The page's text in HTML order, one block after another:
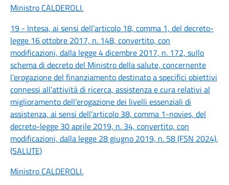
Ministro CALDEROLI.
19 - Intesa, ai sensi dell’articolo 18, comma 1, del decreto-
legge 16 ottobre 2017, n. 148, convertito, con
modificazioni, dalla legge 4 dicembre 2017, n. 172, sullo
schema di decreto del Ministro della salute, concernente
l’erogazione del finanziamento destinato a specifici obiettivi
connessi all’attività di ricerca, assistenza e cura relativi al
miglioramento dell’erogazione dei livelli essenziali di
assistenza, ai sensi dell’articolo 38, comma 1-novies, del
decreto-legge 30 aprile 2019, n. 34, convertito, con
modificazioni, dalla legge 28 giugno 2019, n. 58 (FSN 2024).
(SALUTE)
Ministro CALDEROLI.